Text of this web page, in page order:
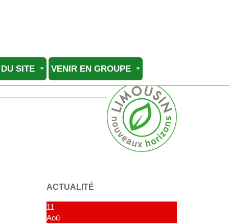
SITE VENIR EN GROUPE
ACTUALITÉ
11
Aoû